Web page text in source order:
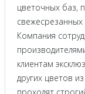
цветочных баз,
Компания
клиентам
других цветов